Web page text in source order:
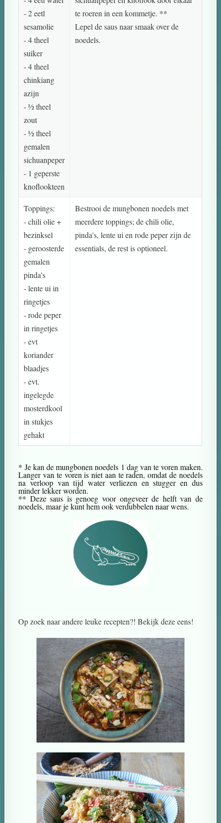
- 2 eetl
sesamolie
- 4 theel
suiker
- 4 theel
chinkiang
azijn
- ½ theel
zout
- ½ theel
gemalen
sichuanpeper
- 1 geperste
knoflookteen
te roeren in een kommetje. **
Lepel de saus naar smaak over de
noedels.
Toppings:
- chili olie +
bezinksel
- geroosterde
gemalen
pinda's
- lente ui in
ringetjes
- rode peper
in ringetjes
- evt
koriander
blaadjes
- evt.
ingelegde
mosterdkool
in stukjes
gehakt
Bestrooi de mungbonen noedels met
meerdere toppings; de chili olie,
pinda's, lente ui en rode peper zijn de
essentials, de rest is optioneel.
* Je kan de mungbonen noedels 1 dag van te voren maken.
Langer van te voren is niet aan te raden, omdat de noedels
na verloop van tijd water verliezen en stugger en dus
minder lekker worden.
** Deze saus is genoeg voor ongeveer de helft van de
noedels, maar je kunt hem ook verdubbelen naar wens.
Op zoek naar andere leuke recepten?! Bekijk deze eens!